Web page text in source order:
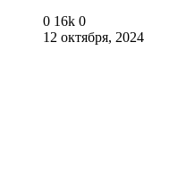
0 16k 0
12 октября, 2024